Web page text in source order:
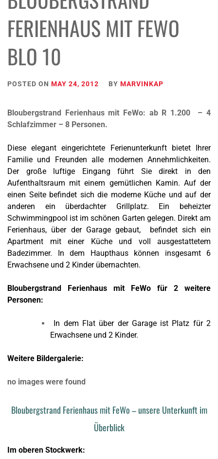
FERIENHAUS MIT FEWO
BLO 10
POSTED ON MAY 24, 2012 BY MARVINKAP
Bloubergstrand Ferienhaus mit FeWo: ab R 1.200 – 4
Schlafzimmer – 8 Personen.
Diese elegant eingerichtete Ferienunterkunft bietet Ihrer
Familie und Freunden alle modernen Annehmlichkeiten.
Der große luftige Eingang führt Sie direkt in den
Aufenthaltsraum mit einem gemütlichen Kamin. Auf der
einen Seite befindet sich die moderne Küche und auf der
anderen ein überdachter Grillplatz. Ein beheizter
Schwimmingpool ist im schönen Garten gelegen. Direkt am
Ferienhaus, über der Garage gebaut, befindet sich ein
Apartment mit einer Küche und voll ausgestattetem
Badezimmer. In dem Haupthaus können insgesamt 6
Erwachsene und 2 Kinder übernachten.
Bloubergstrand Ferienhaus mit FeWo für 2 weitere
Personen:
In dem Flat über der Garage ist Platz für 2
Erwachsene und 2 Kinder.
Weitere Bildergalerie:
no images were found
Bloubergstrand Ferienhaus mit FeWo – unsere Unterkunft im
Überblick
Im oberen Stockwerk: